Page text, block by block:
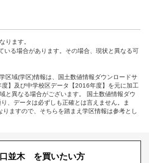
ります。
る場合があります。その場合、現状と異なる可
区域(学区)情報は、国土数値情報ダウンロードサ
】及び中学校区データ【2016年度】を元に加工
と異なる場合がございます。 国土数値情報ダウ
、データは必ずしも正確とは言えません。ま
ますので、そちらを踏まえ学区情報は参考とし
並木 を買いたい方